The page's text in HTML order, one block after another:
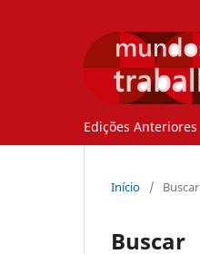
Edições Anteriores
Início / Buscar
Buscar